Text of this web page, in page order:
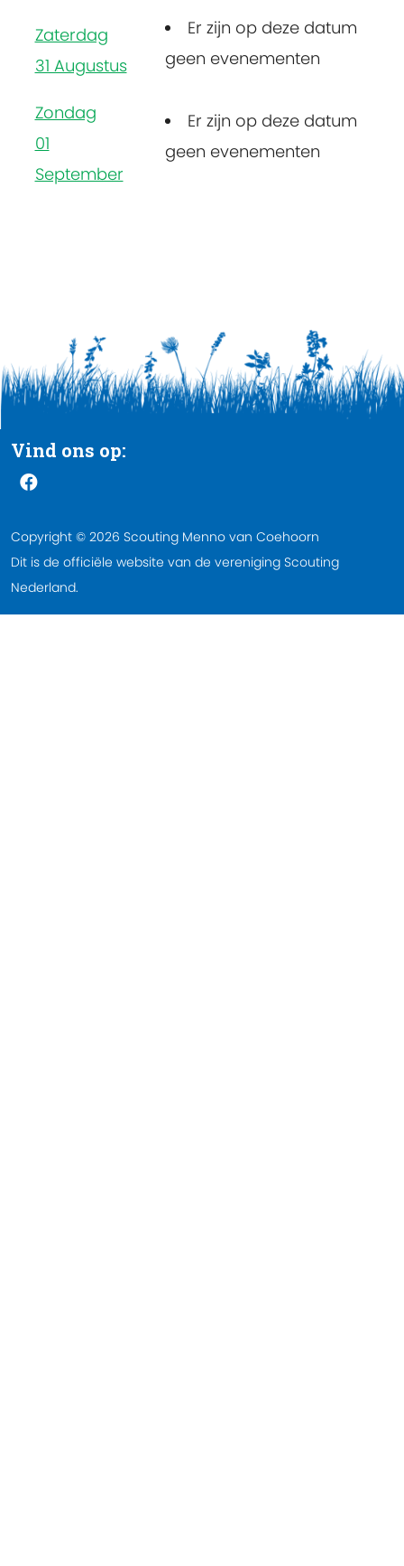
Zaterdag
31 Augustus
Er zijn op deze datum
geen evenementen
Zondag
01
September
Er zijn op deze datum
geen evenementen
Vind ons op:
Copyright © 2026 Scouting Menno van Coehoorn
Dit is de officiële website van de vereniging Scouting
Nederland.